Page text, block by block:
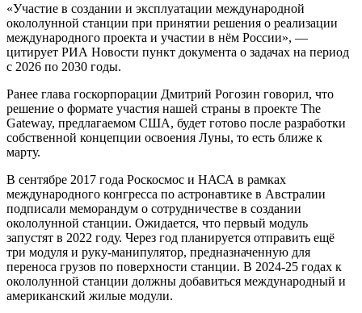
«Участие в создании и эксплуатации международной
окололунной станции при принятии решения о реализации
международного проекта и участии в нём России», —
цитирует РИА Новости пункт документа о задачах на период
с 2026 по 2030 годы.
Ранее глава госкорпорации Дмитрий Рогозин говорил, что
решение о формате участия нашей страны в проекте The
Gateway, предлагаемом США, будет готово после разработки
собственной концепции освоения Луны, то есть ближе к
марту.
В сентябре 2017 года Роскосмос и НАСА в рамках
международного конгресса по астронавтике в Австралии
подписали меморандум о сотрудничестве в создании
окололунной станции. Ожидается, что первый модуль
запустят в 2022 году. Через год планируется отправить ещё
три модуля и руку-манипулятор, предназначенную для
переноса грузов по поверхности станции. В 2024-25 годах к
окололунной станции должны добавиться международный и
американский жилые модули.